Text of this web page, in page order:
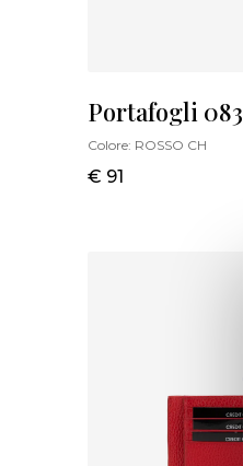
Portafogli 083
Colore: ROSSO CH
€ 91